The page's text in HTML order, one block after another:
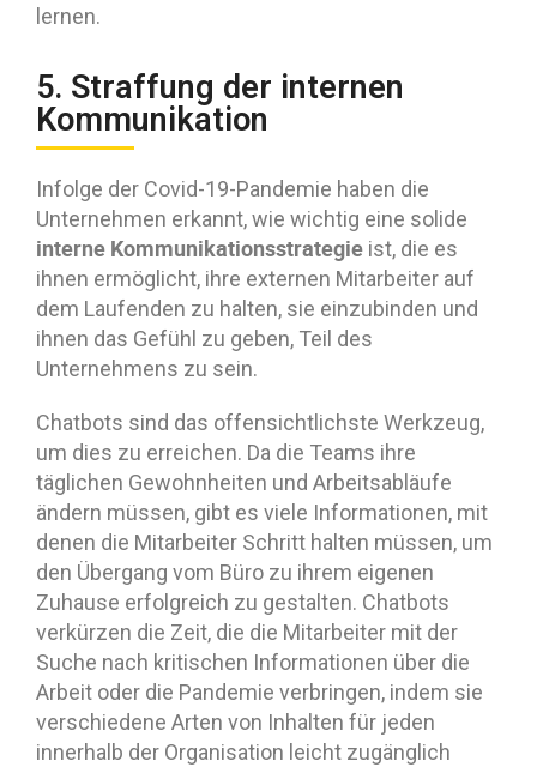
lernen.
5. Straffung der internen
Kommunikation
Infolge der Covid-19-Pandemie haben die
Unternehmen erkannt, wie wichtig eine solide
interne Kommunikationsstrategie ist, die es
ihnen ermöglicht, ihre externen Mitarbeiter auf
dem Laufenden zu halten, sie einzubinden und
ihnen das Gefühl zu geben, Teil des
Unternehmens zu sein.
Chatbots sind das offensichtlichste Werkzeug,
um dies zu erreichen. Da die Teams ihre
täglichen Gewohnheiten und Arbeitsabläufe
ändern müssen, gibt es viele Informationen, mit
denen die Mitarbeiter Schritt halten müssen, um
den Übergang vom Büro zu ihrem eigenen
Zuhause erfolgreich zu gestalten. Chatbots
verkürzen die Zeit, die die Mitarbeiter mit der
Suche nach kritischen Informationen über die
Arbeit oder die Pandemie verbringen, indem sie
verschiedene Arten von Inhalten für jeden
innerhalb der Organisation leicht zugänglich